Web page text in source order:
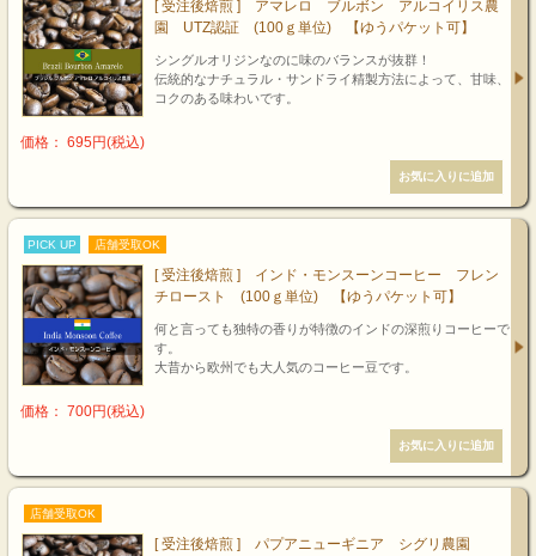
[ 受注後焙煎 ] アマレロ ブルボン アルコイリス農
園 UTZ認証 (100ｇ単位) 【ゆうパケット可】
シングルオリジンなのに味のバランスが抜群！
伝統的なナチュラル・サンドライ精製方法によって、甘味、
コクのある味わいです。
価格： 695円(税込)
PICK UP 店舗受取OK
[ 受注後焙煎 ] インド・モンスーンコーヒー フレン
チロースト (100ｇ単位) 【ゆうパケット可】
何と言っても独特の香りが特徴のインドの深煎りコーヒーで
す。
大昔から欧州でも大人気のコーヒー豆です。
価格： 700円(税込)
店舗受取OK
[ 受注後焙煎 ] パプアニューギニア シグリ農園